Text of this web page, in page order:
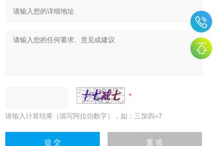
请输入计算结果（填写阿拉伯数字），如：三加四=7